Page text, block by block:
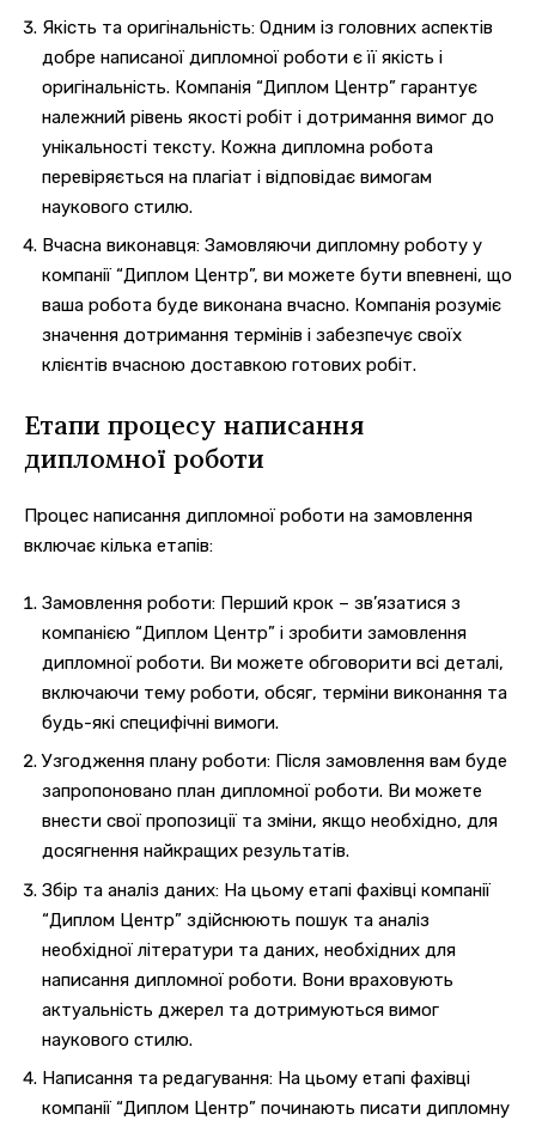
Якість та оригінальність: Одним із головних аспектів
добре написаної дипломної роботи є її якість і
оригінальність. Компанія “Диплом Центр” гарантує
належний рівень якості робіт і дотримання вимог до
унікальності тексту. Кожна дипломна робота
перевіряється на плагіат і відповідає вимогам
наукового стилю.
Вчасна виконавця: Замовляючи дипломну роботу у
компанії “Диплом Центр”, ви можете бути впевнені, що
ваша робота буде виконана вчасно. Компанія розуміє
значення дотримання термінів і забезпечує своїх
клієнтів вчасною доставкою готових робіт.
Етапи процесу написання
дипломної роботи
Процес написання дипломної роботи на замовлення
включає кілька етапів:
Замовлення роботи: Перший крок – зв’язатися з
компанією “Диплом Центр” і зробити замовлення
дипломної роботи. Ви можете обговорити всі деталі,
включаючи тему роботи, обсяг, терміни виконання та
будь-які специфічні вимоги.
Узгодження плану роботи: Після замовлення вам буде
запропоновано план дипломної роботи. Ви можете
внести свої пропозиції та зміни, якщо необхідно, для
досягнення найкращих результатів.
Збір та аналіз даних: На цьому етапі фахівці компанії
“Диплом Центр” здійснюють пошук та аналіз
необхідної літератури та даних, необхідних для
написання дипломної роботи. Вони враховують
актуальність джерел та дотримуються вимог
наукового стилю.
Написання та редагування: На цьому етапі фахівці
компанії “Диплом Центр” починають писати дипломну